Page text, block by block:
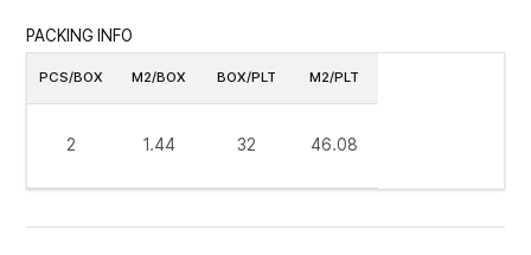
PACKING INFO
PCS/BOX
2
M2/BOX
1.44
BOX/PLT
32
M2/PLT
46.08